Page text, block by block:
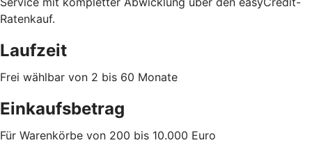
Ratenkauf.
Laufzeit
Frei wählbar von 2 bis 60 Monate
Einkaufsbetrag
Für Warenkörbe von 200 bis 10.000 Euro